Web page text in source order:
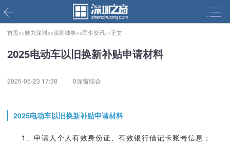
首页>>魅力深圳>>深圳城事>>民生资讯>>正文
2025电动车以旧换新补贴申请材料
2025-05-23 17:38 0深窗综合
2025电动车以旧换新补贴申请材料
1、申请人个人有效身份证、有效银行借记卡账号信息；